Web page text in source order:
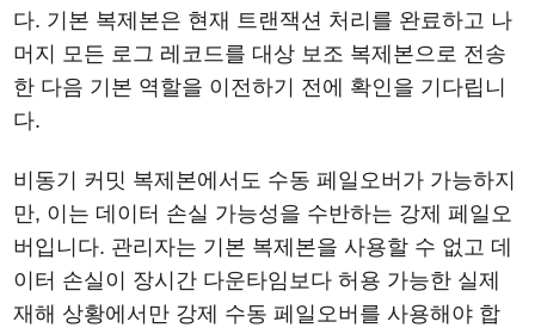
다. 기본 복제본은 현재 트랜잭션 처리를 완료하고 나
머지 모든 로그 레코드를 대상 보조 복제본으로 전송
한 다음 기본 역할을 이전하기 전에 확인을 기다립니
다.
비동기 커밋 복제본에서도 수동 페일오버가 가능하지
만, 이는 데이터 손실 가능성을 수반하는 강제 페일오
버입니다. 관리자는 기본 복제본을 사용할 수 없고 데
이터 손실이 장시간 다운타임보다 허용 가능한 실제
재해 상황에서만 강제 수동 페일오버를 사용해야 합